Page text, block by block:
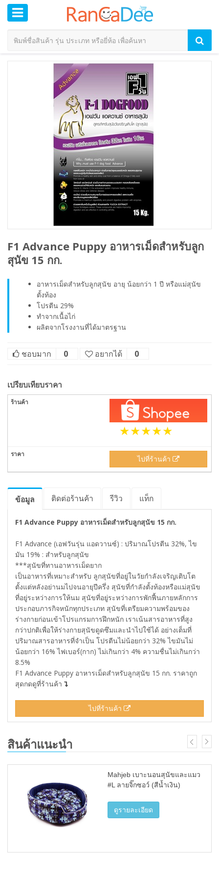
F1 Advance Puppy อาหารเม็ดสำหรับลูก
สุนัข 15 กก.
อาหารเม็ดสำหรับลูกสุนัข อายุ น้อยกว่า 1 ปี หรือแม่สุนัข
ตั้งท้อง
โปรตีน 29%
ทำจากเนื้อไก่
ผลิตจากโรงงานที่ได้มาตรฐาน
ชอบมาก 0 อยากได้ 0
เปรียบเทียบราคา
ไปที่ร้านค้า
ข้อมูล ติดต่อร้านค้า รีวิว แท็ก
F1 Advance Puppy อาหารเม็ดสำหรับลูกสุนัข 15 กก.
F1 Advance (เอฟวันรุ่น แอดวานซ์) : ปริมาณโปรตีน 32%, ไข
มัน 19% : สำหรับลูกสุนัข
***สุนัขที่ทานอาหารเม็ดยาก
เป็นอาหารที่เหมาะสำหรับ ลูกสุนัขที่อยู่ในวัยกำลังเจริญเติบโต
ตั้งแต่หลังอย่านมไปจนอายุปีครึ่ง สุนัขที่กำลังตั้งท้องหรือแม่สุนัข
ที่อยู่ระหว่างการให้นม สุนัขที่อยู่ระหว่างการพักฟื้นภายหลักการ
ประกอบภารกิจหนักทุกประเภท สุนัขที่เตรียมความพร้อมของ
ร่างกายก่อนเข้าโปรแกรมการฝึกหนัก เราเน้นสารอาหารที่สูง
กว่าปกติเพื่อให้ร่างกายสุนัขดูดซึมและนำไปใช้ได้ อย่างเต็มที่
ปริมาณสารอาหารที่จำเป็น โปรตีนไม่น้อยกว่า 32% ไขมันไม่
น้อยกว่า 16% ไฟเบอร์(กาก) ไม่เกินกว่า 4% ความชื่นไม่เกินกว่า
8.5%
F1 Advance Puppy อาหารเม็ดสำหรับลูกสุนัข 15 กก. ราคาถูก
สุดกดดูที่ร้านค้า
ไปที่ร้านค้า
สินค้าแนะนำ
Mahjeb เบาะนอนสุนัขและแมว
#L ลายจิ๊กซอว์ (สีน้ำเงิน)
ดูรายละเอียด